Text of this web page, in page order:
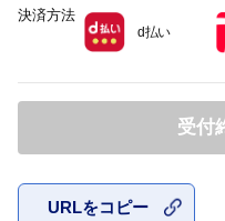
受付
URLをコピー
決済方法
d払い